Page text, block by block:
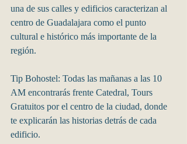
una de sus calles y edificios caracterizan al
centro de Guadalajara como el punto
cultural e histórico más importante de la
región.
Tip Bohostel: Todas las mañanas a las 10
AM encontrarás frente Catedral, Tours
Gratuitos por el centro de la ciudad, donde
te explicarán las historias detrás de cada
edificio.